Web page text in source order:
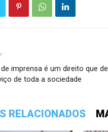
imprensa é um direito que
de toda a sociedade
RELACIONADOS